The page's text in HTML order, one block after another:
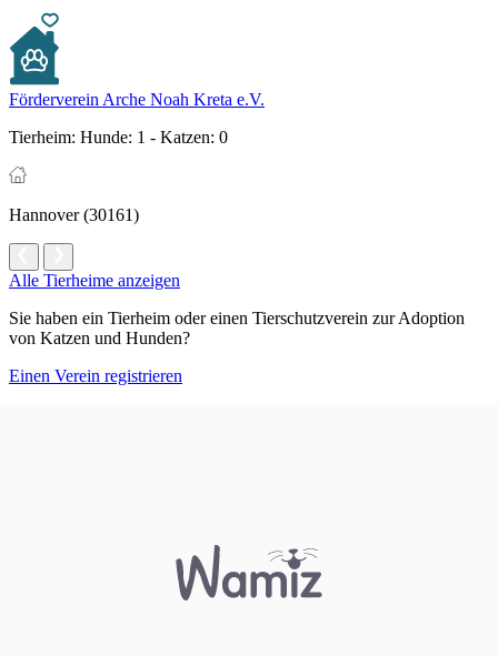
Förderverein Arche Noah Kreta e.V.
Tierheim: Hunde: 1 - Katzen: 0
Hannover (30161)
Alle Tierheime anzeigen
Sie haben ein Tierheim oder einen Tierschutzverein zur Adoption
von Katzen und Hunden?
Einen Verein registrieren